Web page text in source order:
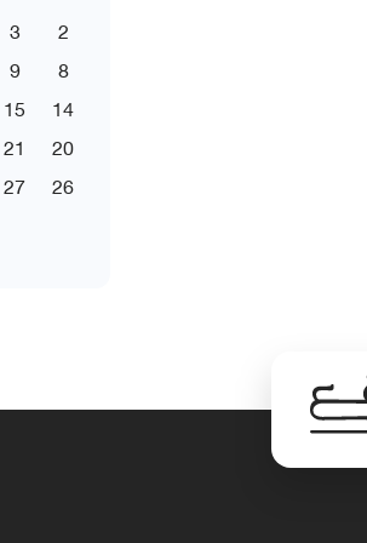
2
3
8
9
14
15
20
21
26
27